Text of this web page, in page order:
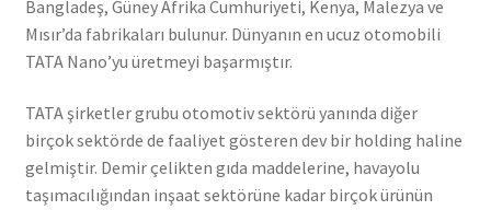
Bangladeş, Güney Afrika Cumhuriyeti, Kenya, Malezya ve
Mısır’da fabrikaları bulunur. Dünyanın en ucuz otomobili
TATA Nano’yu üretmeyi başarmıştır.
TATA şirketler grubu otomotiv sektörü yanında diğer
birçok sektörde de faaliyet gösteren dev bir holding haline
gelmiştir. Demir çelikten gıda maddelerine, havayolu
taşımacılığından inşaat sektörüne kadar birçok ürünün